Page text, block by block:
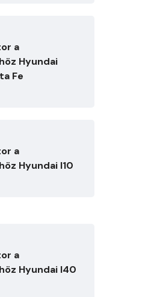
a
Hyundai
Fe
a
Hyundai I10
a
Hyundai I40